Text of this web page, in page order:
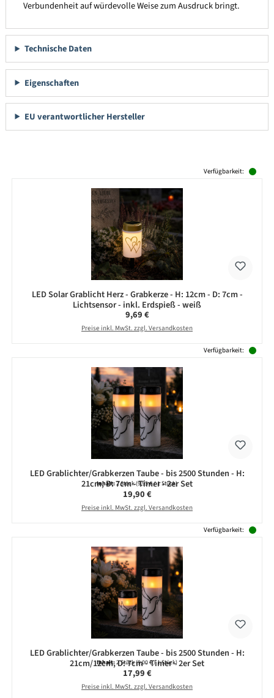
Verbundenheit auf würdevolle Weise zum Ausdruck bringt.
Technische Daten
Eigenschaften
EU verantwortlicher Hersteller
Verfügbarkeit:
LED Solar Grablicht Herz - Grabkerze - H: 12cm - D: 7cm -
Lichtsensor - inkl. Erdspieß - weiß
Regulärer Preis:
9,69 €
Preise inkl. MwSt. zzgl. Versandkosten
Verfügbarkeit:
LED Grablichter/Grabkerzen Taube - bis 2500 Stunden - H:
21cm, D: 7cm - Timer - 2er Set
Inhalt:2 Stück(9,95 € / 1 Stück)
Regulärer Preis:
19,90 €
Preise inkl. MwSt. zzgl. Versandkosten
Verfügbarkeit:
LED Grablichter/Grabkerzen Taube - bis 2500 Stunden - H:
21cm/12cm, D: 7cm - Timer - 2er Set
Inhalt:2 Stück(9,00 € / 1 Stück)
Regulärer Preis:
17,99 €
Preise inkl. MwSt. zzgl. Versandkosten